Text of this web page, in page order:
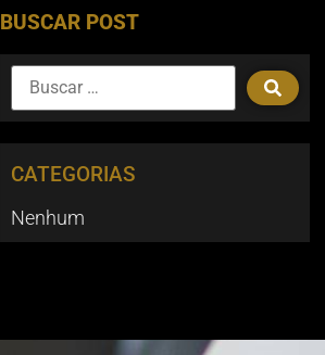
BUSCAR POST
CATEGORIAS
Nenhum